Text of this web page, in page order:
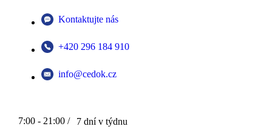
Kontaktujte nás
+420 296 184 910
info@cedok.cz
7:00 - 21:00 / 7 dní v týdnu